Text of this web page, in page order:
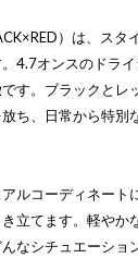
）は、スタ
4.7オンスのドラ
す。ブラックとレ
ち、日常から特別
ルコーディネート
立てます。軽やか
なシチュエーショ